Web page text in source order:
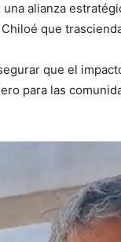
una alianza
que
que el
para las